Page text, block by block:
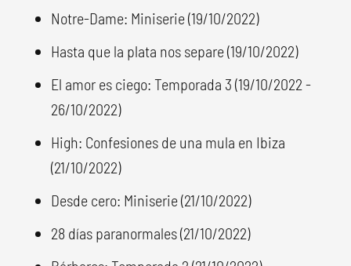
Notre-Dame: Miniserie (19/10/2022)
Hasta que la plata nos separe (19/10/2022)
El amor es ciego: Temporada 3 (19/10/2022 -
26/10/2022)
High: Confesiones de una mula en Ibiza
(21/10/2022)
Desde cero: Miniserie (21/10/2022)
28 días paranormales (21/10/2022)